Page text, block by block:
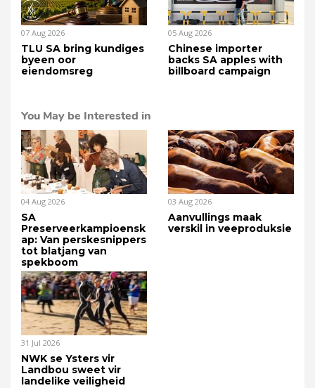
07 Aug 2026
TLU SA bring kundiges
byeen oor
eiendomsreg
05 Aug 2026
Chinese importer
backs SA apples with
billboard campaign
You May be Interested in
04 Aug 2026
SA
Preserveerkampioensk
ap: Van perskesnippers
tot blatjang van
spekboom
03 Aug 2026
Aanvullings maak
verskil in veeproduksie
31 Jul 2026
NWK se Ysters vir
Landbou sweet vir
landelike veiligheid